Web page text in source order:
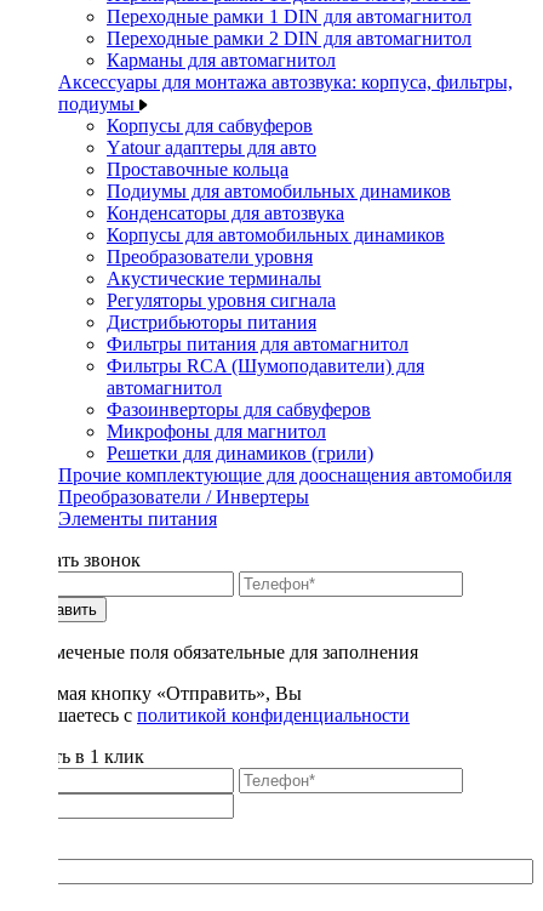
Переходные рамки 1 DIN для автомагнитол
Переходные рамки 2 DIN для автомагнитол
Карманы для автомагнитол
Аксессуары для монтажа автозвука: корпуса, фильтры,
подиумы
Корпусы для сабвуферов
Yаtour адаптеры для авто
Проставочные кольца
Подиумы для автомобильных динамиков
Конденсаторы для автозвука
Корпусы для автомобильных динамиков
Преобразователи уровня
Акустические терминалы
Регуляторы уровня сигнала
Дистрибьюторы питания
Фильтры питания для автомагнитол
Фильтры RCA (Шумоподавители) для
автомагнитол
Фазоинверторы для сабвуферов
Микрофоны для магнитол
Решетки для динамиков (грили)
Прочие комплектующие для дооснащения автомобиля
Преобразователи / Инвертеры
Элементы питания
Заказать звонок
Отправить
* - отмеченые поля обязательные для заполнения
Нажимая кнопку «Отправить», Вы
соглашаетесь с политикой конфиденциальности
Купить в 1 клик